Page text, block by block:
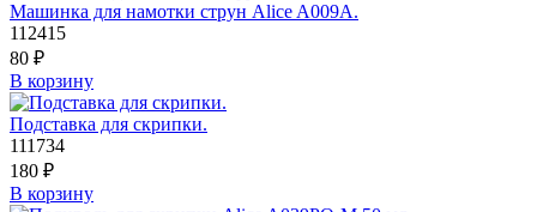
Машинка для намотки струн Alice A009A.
112415
80 ₽
В корзину
Подставка для скрипки.
111734
180 ₽
В корзину